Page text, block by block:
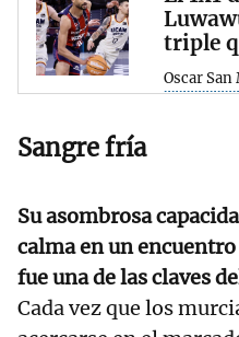
triple
Oscar
Sangre fría
Su asombrosa
calma en un
fue una de las claves
Cada vez que los